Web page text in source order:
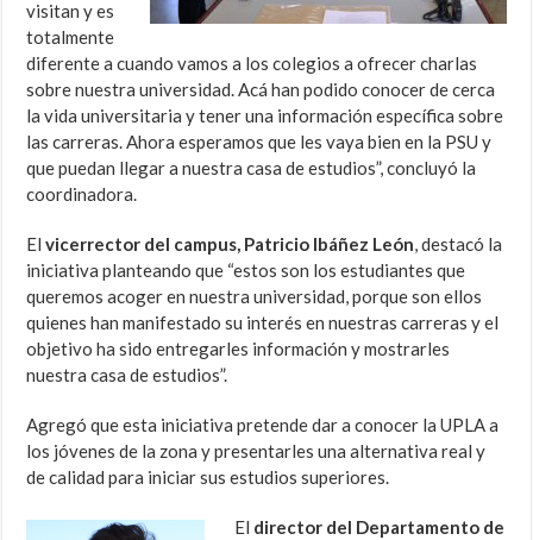
visitan y es
totalmente
diferente a cuando vamos a los colegios a ofrecer charlas
sobre nuestra universidad. Acá han podido conocer de cerca
la vida universitaria y tener una información específica sobre
las carreras. Ahora esperamos que les vaya bien en la PSU y
que puedan llegar a nuestra casa de estudios”, concluyó la
coordinadora.
Elvicerrector del campus, Patricio Ibáñez León, destacó la
iniciativa planteando que “estos son los estudiantes que
queremos acoger en nuestra universidad, porque son ellos
quienes han manifestado su interés en nuestras carreras y el
objetivo ha sido entregarles información y mostrarles
nuestra casa de estudios”.
Agregó que esta iniciativa pretende dar a conocer la UPLA a
los jóvenes de la zona y presentarles una alternativa real y
de calidad para iniciar sus estudios superiores.
El director del Departamento de